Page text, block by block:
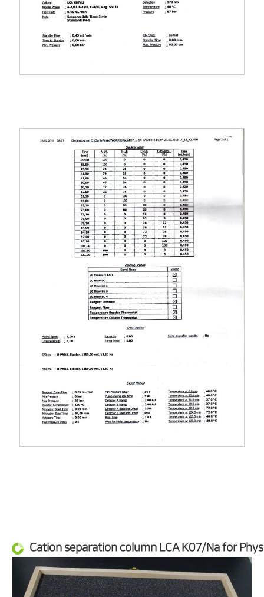
Cation separation column LCA K07/Na for